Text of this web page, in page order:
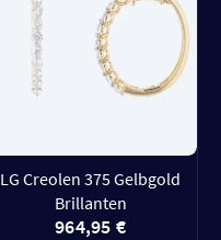
LG Creolen 375 Gelbgold
Brillanten
964,95 €